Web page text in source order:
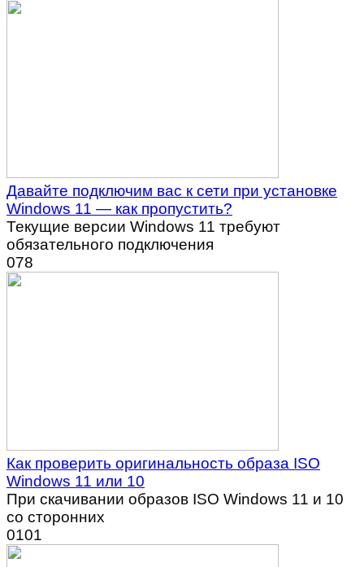
Давайте подключим вас к сети при установке
Windows 11 — как пропустить?
Текущие версии Windows 11 требуют
обязательного подключения
078
Как проверить оригинальность образа ISO
Windows 11 или 10
При скачивании образов ISO Windows 11 и 10
со сторонних
0101